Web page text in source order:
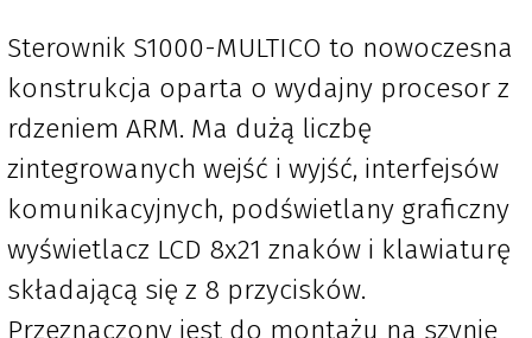
Sterownik S1000-MULTICO to nowoczesna
konstrukcja oparta o wydajny procesor z
rdzeniem ARM. Ma dużą liczbę
zintegrowanych wejść i wyjść, interfejsów
komunikacyjnych, podświetlany graficzny
wyświetlacz LCD 8x21 znaków i klawiaturę
składającą się z 8 przycisków.
Przeznaczony jest do montażu na szynie